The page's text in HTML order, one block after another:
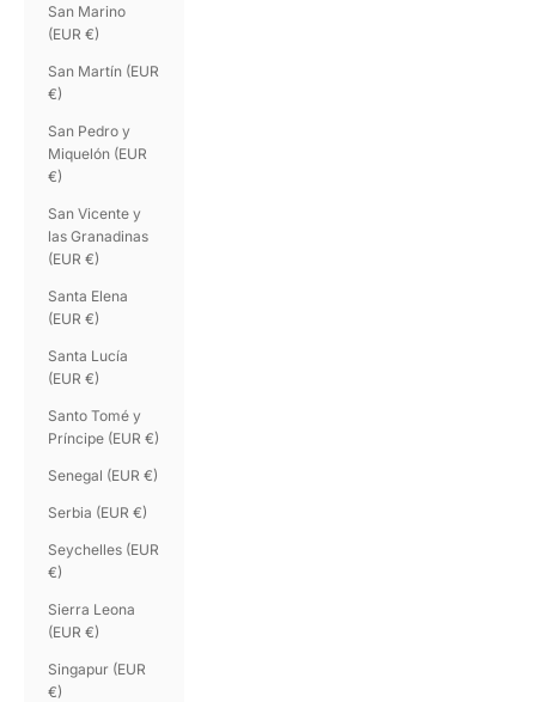
San Marino
(EUR €)
San Martín (EUR
€)
San Pedro y
Miquelón (EUR
€)
San Vicente y
las Granadinas
(EUR €)
Santa Elena
(EUR €)
Santa Lucía
(EUR €)
Santo Tomé y
Príncipe (EUR €)
Senegal (EUR €)
Serbia (EUR €)
Seychelles (EUR
€)
Sierra Leona
(EUR €)
Singapur (EUR
€)